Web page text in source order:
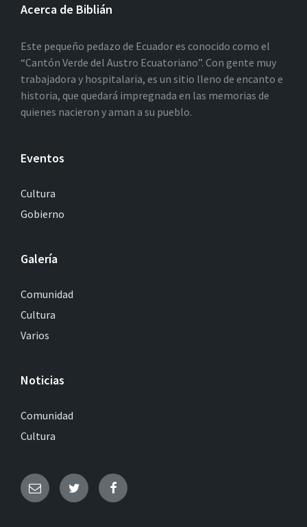
Acerca de Biblián
Este pequeño pedazo de Ecuador es conocido como el
“Cantón Verde del Austro Ecuatoriano”. Con gente muy
trabajadora y hospitalaria, es un sitio lleno de encanto e
historia, que quedará impregnada en las memorias de
quienes nacieron y aman a su pueblo.
Eventos
Cultura
Gobierno
Galería
Comunidad
Cultura
Varios
Noticias
Comunidad
Cultura